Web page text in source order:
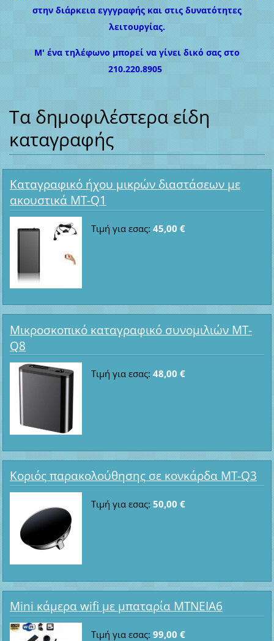
στην διάρκεια εγγγραφής και στις δυνατότητες
λειτουργίας.
Μ' ένα τηλέφωνο μπορεί να γίνει δικό σας στο
210.220.8905
Τα δημοφιλέστερα είδη
καταγραφής
Καταγραφικό ήχου μικρών διαστάσεων με
ακουστικά MT-Q1
Τιμή για εσας: 45,00 €
Μικροσκοπικό καταγραφικό συνομιλιών MT-
Q8
Τιμή για εσας: 48,00 €
Κοριός παρακολούθησης σε κονκάρδα MT-Q3
Τιμή για εσας: 50,00 €
Mini κάμερα wifi με μπαταρία ΜΤΝΕΙΑ6
Τιμή για εσας: 99,00 €